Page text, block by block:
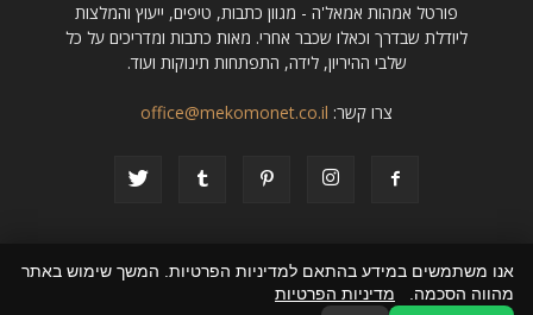
פורטל אמהות אמאל'ה - מגוון כתבות, טיפים, ייעוץ והמלצות
ליודלת שבדרך וכאלו שכבר אחרי. מאות כתבות ומדריכים על כל
שלבי ההיריון, לידה, התפתחות תינוקות ועוד.
צרו קשר: office@mekomonet.co.il
פרסום כתבה באתר מוביל מחפשים כותבות
אנו משתמשים במידע בהתאם למדיניות הפרטיות. המשך שימוש באתר
מהווה הסכמה. מדיניות הפרטיות